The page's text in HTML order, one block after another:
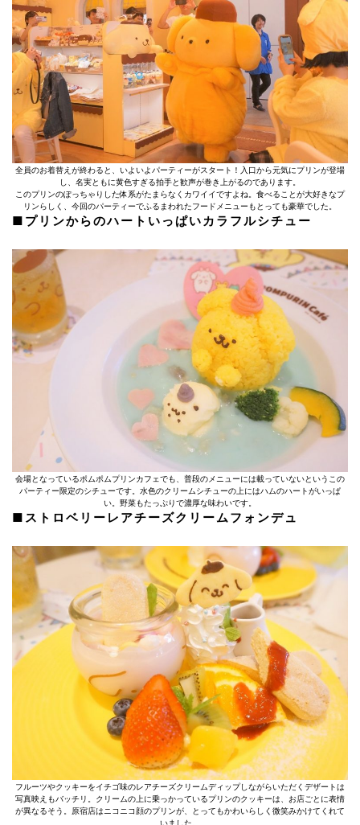
全員のお着替えが終わると、いよいよパーティーがスタート！入口から元気にプリンが登場
し、名実ともに黄色すぎる拍手と歓声が巻き上がるのであります。
このプリンのぽっちゃりした体系がたまらなくカワイイですよね。食べることが大好きなプ
リンらしく、今回のパーティーでふるまわれたフードメニューもとっても豪華でした。
■プリンからのハートいっぱいカラフルシチュー
会場となっているポムポムプリンカフェでも、普段のメニューには載っていないというこの
パーティー限定のシチューです。水色のクリームシチューの上にはハムのハートがいっぱ
い。野菜もたっぷりで濃厚な味わいです。
■ストロベリーレアチーズクリームフォンデュ
フルーツやクッキーをイチゴ味のレアチーズクリームディップしながらいただくデザートは
写真映えもバッチリ。クリームの上に乗っかっているプリンのクッキーは、お店ごとに表情
が異なるそう。原宿店はニコニコ顔のプリンが、とってもかわいらしく微笑みかけてくれて
いました。